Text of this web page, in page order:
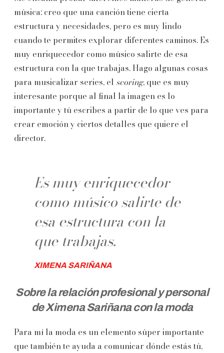
música; creo que una canción tiene cierta
estructura y necesidades, pero es muy lindo
cuando te permites explorar diferentes caminos. Es
muy enriquecedor como músico salirte de esa
estructura con la que trabajas. Hago algunas cosas
para musicalizar series, el scoring, que es muy
interesante porque al final la imagen es lo
importante y tú escribes a partir de lo que ves para
crear emoción y ciertos detalles que quiere el
director.
Es muy enriquecedor
como músico salirte de
esa estructura con la
que trabajas.
XIMENA SARIÑANA
Sobre la relación profesional y personal
de Ximena Sariñana con la moda
Para mí la moda es un elemento súper importante
que también te ayuda a comunicar dónde estás tú,